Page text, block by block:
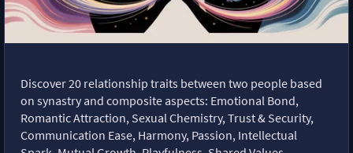
Discover 20 relationship traits between two people based
on synastry and composite aspects: Emotional Bond,
Romantic Attraction, Sexual Chemistry, Trust & Security,
Communication Ease, Harmony, Passion, Intellectual